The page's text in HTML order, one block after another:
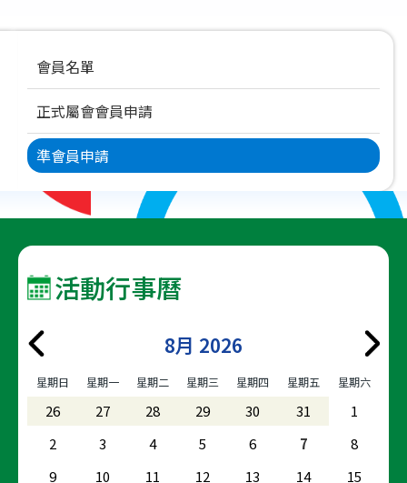
navigation
會員名單
正式屬會會員申請
準會員申請
活動行事曆
8月 2026
星期日 星期一 星期二 星期三 星期四 星期五 星期六
26 27 28 29 30 31
1
2
3 4 5 6 7
8
9
10 11 12 13 14
15